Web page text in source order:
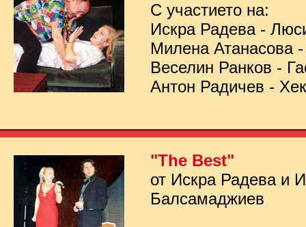
С участието на:
Искра Радева -
Милена Атанасова
Веселин Ранков -
Антон Радичев -
"The Best"
от Искра Радева и
Балсамаджиев